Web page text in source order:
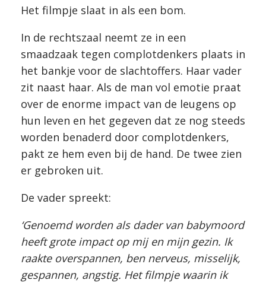
Het filmpje slaat in als een bom.
In de rechtszaal neemt ze in een
smaadzaak tegen complotdenkers plaats in
het bankje voor de slachtoffers. Haar vader
zit naast haar. Als de man vol emotie praat
over de enorme impact van de leugens op
hun leven en het gegeven dat ze nog steeds
worden benaderd door complotdenkers,
pakt ze hem even bij de hand. De twee zien
er gebroken uit.
De vader spreekt:
‘Genoemd worden als dader van babymoord
heeft grote impact op mij en mijn gezin. Ik
raakte overspannen, ben nerveus, misselijk,
gespannen, angstig. Het filmpje waarin ik